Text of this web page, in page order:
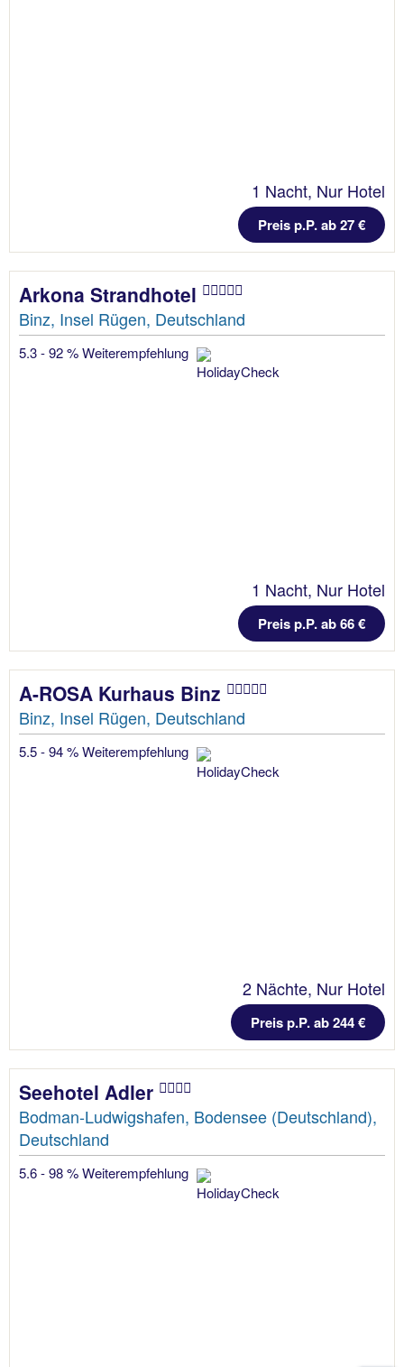
1 Nacht, Nur Hotel
Preis p.P. ab 27 €
Arkona Strandhotel
Binz, Insel Rügen, Deutschland
5.3 - 92 % Weiterempfehlung
1 Nacht, Nur Hotel
Preis p.P. ab 66 €
A-ROSA Kurhaus Binz
Binz, Insel Rügen, Deutschland
5.5 - 94 % Weiterempfehlung
2 Nächte, Nur Hotel
Preis p.P. ab 244 €
Seehotel Adler
Bodman-Ludwigshafen, Bodensee (Deutschland),
Deutschland
5.6 - 98 % Weiterempfehlung